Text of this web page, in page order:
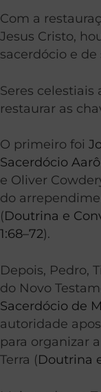
Com a
Jesus Cristo,
sacerdócio e de
Seres celestiais
restaurar as
O primeiro foi
Sacerdócio
e Oliver
do
(Doutrina e
1:68–72).
Depois, Pedro,
do Novo
Sacerdócio de
autoridade
para organizar
Terra (Doutrina